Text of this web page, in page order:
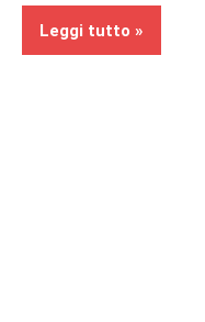
Leggi tutto